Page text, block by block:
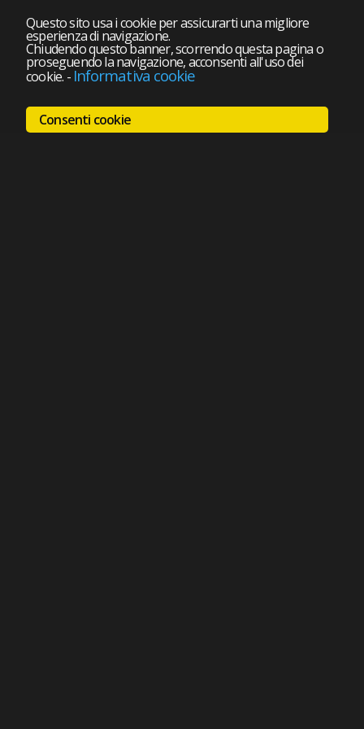
Questo sito usa i cookie per assicurarti una migliore
esperienza di navigazione.
Chiudendo questo banner, scorrendo questa pagina o
proseguendo la navigazione, acconsenti all'uso dei
cookie. - Informativa cookie
Consenti cookie